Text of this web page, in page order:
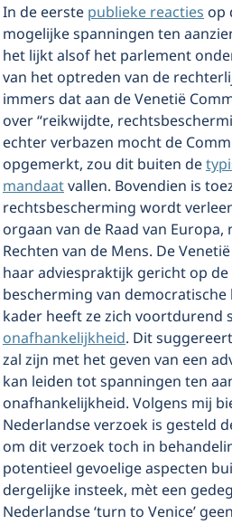
In de eerstepublieke reactiesop
mogelijke spanningen ten
het lijkt alsof het parlement
van het optreden van de
immers dat aan de Venetië
over “reikwijdte,
echter verbazen mocht de
opgemerkt, zou dit buiten de
mandaatvallen. Bovendien is
rechtsbescherming wordt
orgaan van de Raad van
Rechten van de Mens. De
haar adviespraktijk gericht op
bescherming van
kader heeft ze zich voortdurend
onafhankelijkheid. Dit
zal zijn met het geven van een
kan leiden tot spanningen ten
onafhankelijkheid. Volgens mij
Nederlandse verzoek is gesteld
om dit verzoek toch in
potentieel gevoelige aspecten
dergelijke insteek, mèt een
Nederlandse ‘turn to Venice’